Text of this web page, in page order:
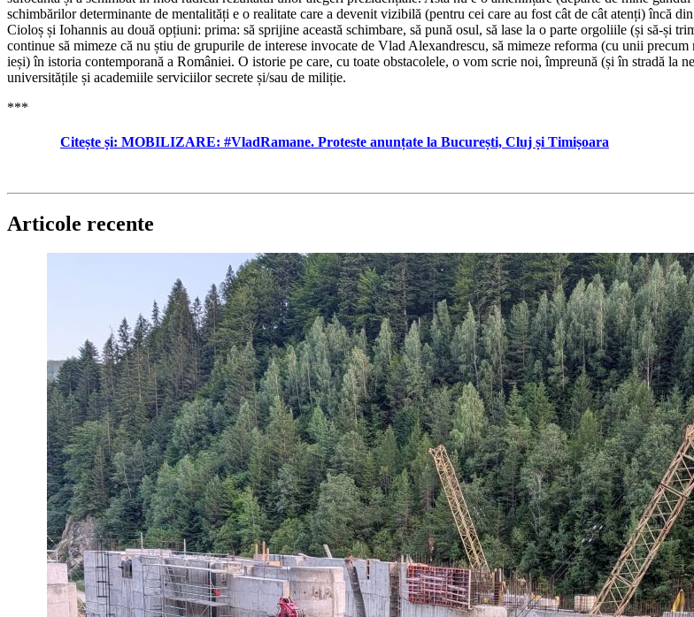
schimbărilor determinante de mentalități e o realitate care a devenit vizibilă (pentru cei care au fost cât de cât atenți) încă
Cioloș și Iohannis au două opțiuni: prima: să sprijine această schimbare, să pună osul, să lase la o parte orgoliile (și să-și
continue să mimeze că nu știu de grupurile de interese invocate de Vlad Alexandrescu, să mimeze reforma (cu unii
ieși) în istoria contemporană a României. O istorie pe care, cu toate obstacolele, o vom scrie noi, împreună (și în stradă
universitățile și academiile serviciilor secrete și/sau de miliție.
***
Citește și: MOBILIZARE: #VladRamane. Proteste anunțate la București, Cluj și Timișoara
Articole recente